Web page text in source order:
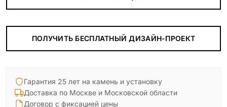
ПОЛУЧИТЬ БЕСПЛАТНЫЙ ДИЗАЙН-ПРОЕКТ
Гарантия 25 лет на камень и установку
Доставка по Москве и Московской области
Договор с фиксацией цены